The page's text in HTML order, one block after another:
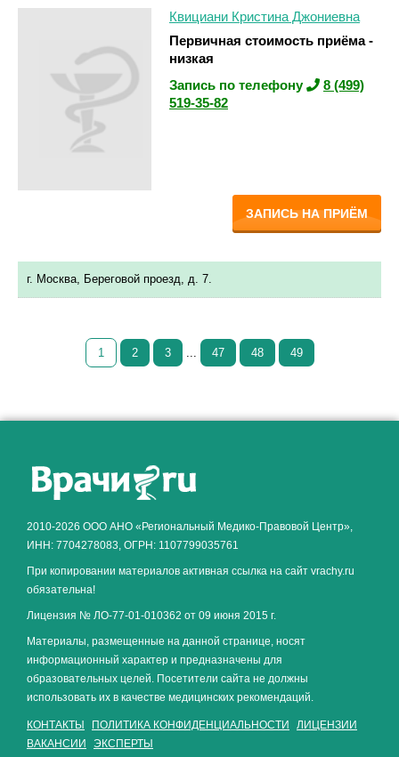
Квициани Кристина Джониевна
Первичная стоимость приёма -
низкая
Запись по телефону
8 (499)
519-35-82
ЗАПИСЬ НА ПРИЁМ
г. Москва, Береговой проезд, д. 7.
1 2 3 47 48 49
2010-2026 ООО АНО «Региональный Медико-Правовой Центр»,
ИНН: 7704278083, ОГРН: 1107799035761
При копировании материалов активная ссылка на сайт vrachy.ru
обязательна!
Лицензия № ЛО-77-01-010362 от 09 июня 2015 г.
Материалы, размещенные на данной странице, носят
информационный характер и предназначены для
образовательных целей. Посетители сайта не должны
использовать их в качестве медицинских рекомендаций.
КОНТАКТЫ ПОЛИТИКА КОНФИДЕНЦИАЛЬНОСТИ
ЛИЦЕНЗИИ
ВАКАНСИИ
ЭКСПЕРТЫ